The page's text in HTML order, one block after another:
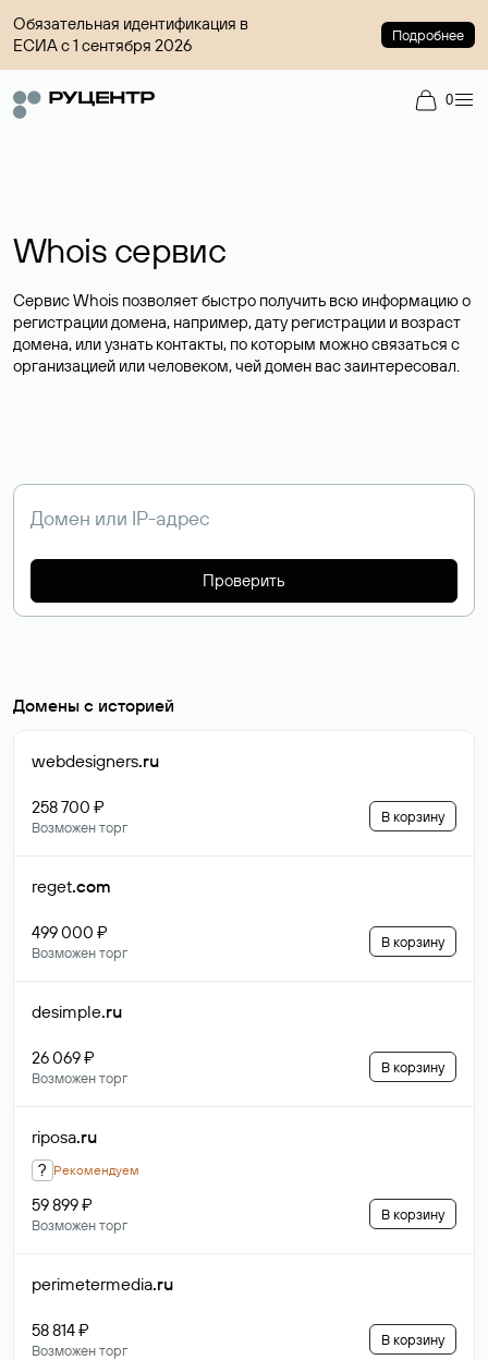
Обязательная идентификация в
ЕСИА с 1 сентября 2026
Подробнее
0
Whois сервис
Сервис Whois позволяет быстро получить всю информацию о
регистрации домена, например, дату регистрации и возраст
домена, или узнать контакты, по которым можно связаться с
организацией или человеком, чей домен вас заинтересовал.
Проверить
Домены с историей
webdesigners.ru
258 700 ₽
Возможен торг
В корзину
reget.com
499 000 ₽
Возможен торг
В корзину
desimple.ru
26 069 ₽
Возможен торг
В корзину
riposa.ru
? Рекомендуем
59 899 ₽
Возможен торг
В корзину
perimetermedia.ru
58 814 ₽
Возможен торг
В корзину